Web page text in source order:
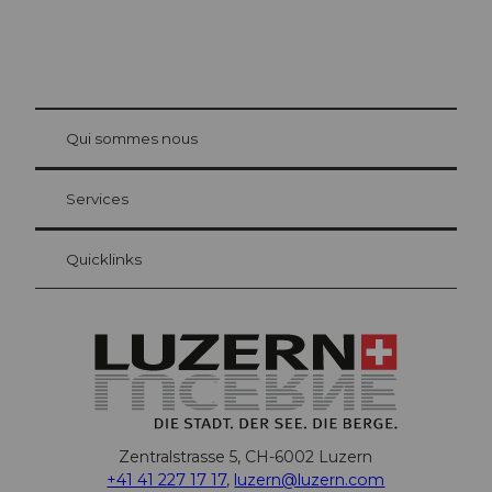
Carte d’hôte Lucerne
Vos avantages en tant qu'hôte pour la nuit
at Bre
Qui sommes nous
Services
Quicklinks
Zentralstrasse 5, CH-6002 Luzern
+41 41 227 17 17, luzern@luzern.com